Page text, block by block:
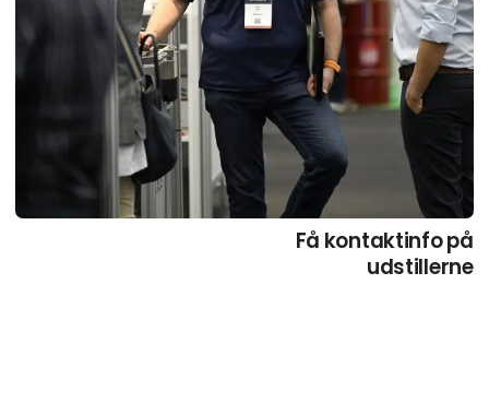
Få kontaktinfo på
udstillerne